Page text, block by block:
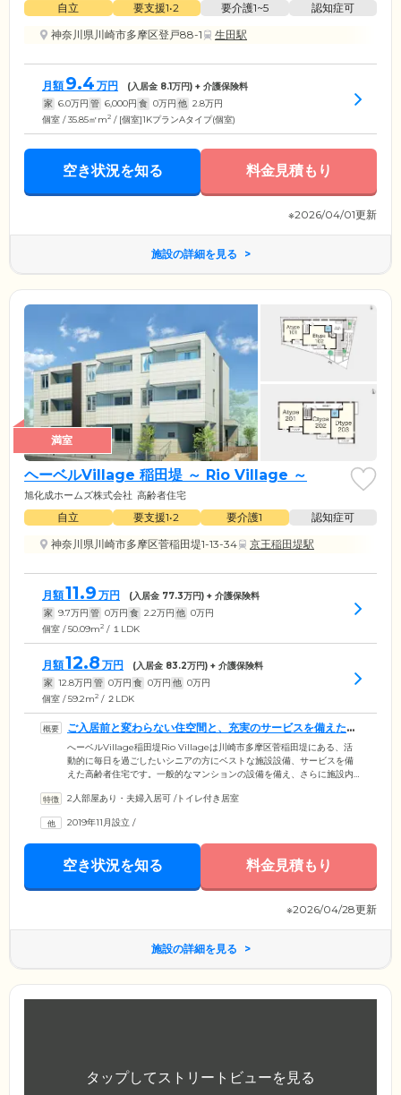
自立 要支援1•2 要介護1~5
認知症可
神奈川県川崎市多摩区登戸88-1
生田駅
月額 9.4 万円 (入居金 8.1万円) + 介護保険料
家 6.0万円 管 6,000円 食 0万円 他 2.8万円
個室 / 35.85㎡m2 / [個室]1KプランAタイプ(個室)
空き状況を知る 料金見積もり
※2026/04/01更新
施設の詳細を見る
満室
ヘーベルVillage 稲田堤 ～ Rio Village ～
旭化成ホームズ株式会社 高齢者住宅
自立 要支援1•2 要介護1
認知症可
神奈川県川崎市多摩区菅稲田堤1-13-34
京王稲田堤駅
月額11.9 万円 (入居金 77.3万円) + 介護保険料
家 9.7万円 管 0万円 食 2.2万円 他 0万円
個室 / 50.09m2 / １LDK
月額12.8 万円 (入居金 83.2万円) + 介護保険料
家 12.8万円 管 0万円 食 0万円 他 0万円
個室 / 59.2m2 / ２LDK
ご入居前と変わらない住空間と、充実のサービスを備えた高
齢者住宅です
へーベルVillage稲田堤Rio Villageは川崎市多摩区菅稲田堤にある、活
動的に毎日を過ごしたいシニアの方にベストな施設設備、サービスを備
えた高齢者住宅です。一般的なマンションの設備を備え、さらに施設内
ただく場合も安心です。居室は暮らしやすさを追求し、ゆったりとした
ライバシーにも配慮しました。ほかのご入居者様の生活音を気にするこ
となく、自由なペースで快適にお過ごしいただけます。
2人部屋あり・夫婦入居可 /トイレ付き居室
2019年11月設立 /
空き状況を知る 料金見積もり
※2026/04/28更新
施設の詳細を見る